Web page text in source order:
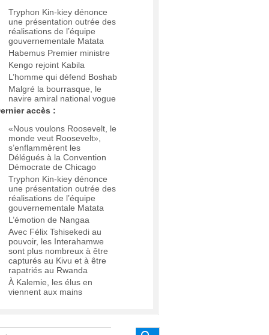
Tryphon Kin-kiey dénonce
une présentation outrée des
réalisations de l’équipe
gouvernementale Matata
Habemus Premier ministre
Kengo rejoint Kabila
L’homme qui défend Boshab
Malgré la bourrasque, le
navire amiral national vogue
accès :
«Nous voulons Roosevelt, le
monde veut Roosevelt»,
s’enflammèrent les
Délégués à la Convention
Démocrate de Chicago
Tryphon Kin-kiey dénonce
une présentation outrée des
réalisations de l’équipe
gouvernementale Matata
L’émotion de Nangaa
Avec Félix Tshisekedi au
pouvoir, les Interahamwe
sont plus nombreux à être
capturés au Kivu et à être
rapatriés au Rwanda
À Kalemie, les élus en
viennent aux mains